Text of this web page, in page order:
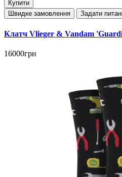
Купити
Швидке замовлення
Задати
Клатч Vlieger & Vandam
16000грн